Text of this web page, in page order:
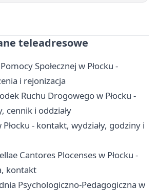
teleadresowe
Społecznej w Płocku -
i rejonizacja
Ruchu Drogowego w Płocku -
cennik i oddziały
- kontakt, wydziały, godziny i
Cantores Plocenses w Płocku -
kontakt
Psychologiczno-Pedagogiczna w